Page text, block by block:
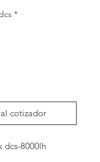
*
cotizador
dcs-8000lh